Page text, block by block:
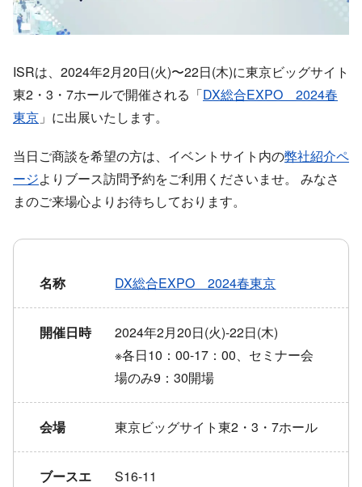
ISRは、2024年2月20日(火)〜22日(木)に東京ビッグサイト
東2・3・7ホールで開催される「DX総合EXPO 2024春
東京 」に出展いたします。
当日ご商談を希望の方は、イベントサイト内の弊社紹介ペ
ージよりブース訪問予約をご利用くださいませ。 みなさ
まのご来場心よりお待ちしております。
名称 DX総合EXPO 2024春東京
開催日時
2024年2月20日(火)-22日(木)
※各日10：00-17：00、セミナー会
場のみ9：30開場
会場 東京ビッグサイト東2・3・7ホール
ブースエ
S16-11